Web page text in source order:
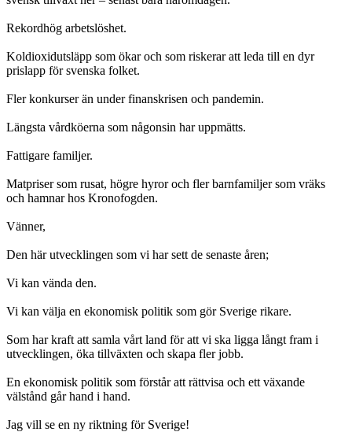
Rekordhög arbetslöshet.
Koldioxidutsläpp som ökar och som riskerar att leda till en dyr
prislapp för svenska folket.
Fler konkurser än under finanskrisen och pandemin.
Längsta vårdköerna som någonsin har uppmätts.
Fattigare familjer.
Matpriser som rusat, högre hyror och fler barnfamiljer som vräks
och hamnar hos Kronofogden.
Vänner,
Den här utvecklingen som vi har sett de senaste åren;
Vi kan vända den.
Vi kan välja en ekonomisk politik som gör Sverige rikare.
Som har kraft att samla vårt land för att vi ska ligga långt fram i
utvecklingen, öka tillväxten och skapa fler jobb.
En ekonomisk politik som förstår att rättvisa och ett växande
välstånd går hand i hand.
Jag vill se en ny riktning för Sverige!